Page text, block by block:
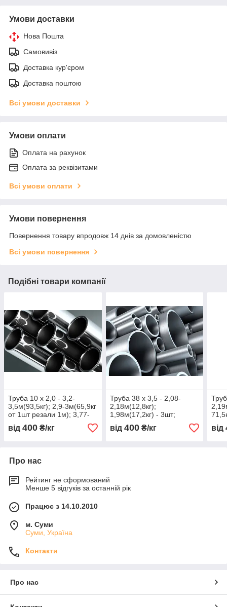
Умови доставки
Нова Пошта
Самовивіз
Доставка кур'єром
Доставка поштою
Всі умови доставки
Умови оплати
Оплата на рахунок
Оплата за реквізитами
Всі умови оплати
Умови повернення
Повернення товару впродовж 14 днів за домовленістю
Всі умови повернення
Подібні товари компанії
Труба 10 х 2,0 - 3,2-
3,5м(93,5кг); 2,9-3м(65,9кг
от 1шт резали 1м); 3,77-
3,83м(3,3кг)
від 400 ₴/кг
Труба 38 х 3,5 - 2,08-
2,18м(12,8кг);
1,98м(17,2кг) - 3шт;
2,8м(8,1кг); 2,43м(7,5кг);
2,63м(8,3кг);
від 400₴/кг від
Про нас
Рейтинг не сформований
Менше 5 відгуків за останній рік
Працює з 14.10.2010
м. Суми
Суми, Україна
Контакти
Про нас